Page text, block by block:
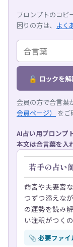
プロンプトのコピ
困りの方は、 よく
🔓 ロックを
会員の方で合言葉
会員ページ）
をご
AI占い用プロンプ
本文は合言葉を入
若手の占い
命宮や夫妻宮
つずつ添えな
の運勢を読み
い注釈がつく
📎 必要ファ